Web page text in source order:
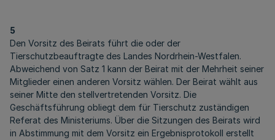
5
Den Vorsitz des Beirats führt die oder der
Tierschutzbeauftragte des Landes Nordrhein-Westfalen.
Abweichend von Satz 1 kann der Beirat mit der Mehrheit seiner
Mitglieder einen anderen Vorsitz wählen. Der Beirat wählt aus
seiner Mitte den stellvertretenden Vorsitz. Die
Geschäftsführung obliegt dem für Tierschutz zuständigen
Referat des Ministeriums. Über die Sitzungen des Beirats wird
in Abstimmung mit dem Vorsitz ein Ergebnisprotokoll erstellt